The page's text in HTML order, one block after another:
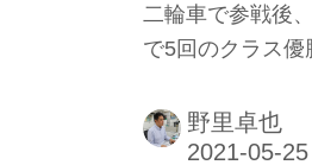
編】
二輪車で参戦後
で5回のクラス
特別インタビュ
NHKのドラマの
野里卓也